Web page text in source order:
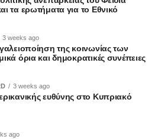
τα ερωτήματα για το Εθνικό
3 weeks ago
της κοινωνίας των
όρια και δημοκρατικές συνέπειες
3 weeks ago
ευθύνης στο Κυπριακό
ago